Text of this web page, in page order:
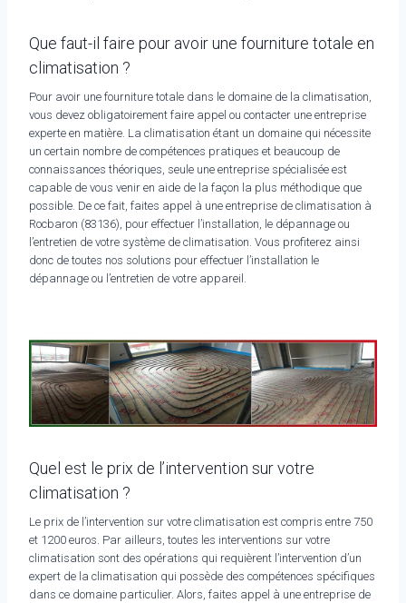
Que faut-il faire pour avoir une fourniture totale en
climatisation ?
Pour avoir une fourniture totale dans le domaine de la climatisation,
vous devez obligatoirement faire appel ou contacter une entreprise
experte en matière. La climatisation étant un domaine qui nécessite
un certain nombre de compétences pratiques et beaucoup de
connaissances théoriques, seule une entreprise spécialisée est
capable de vous venir en aide de la façon la plus méthodique que
possible. De ce fait, faites appel à une entreprise de climatisation à
Rocbaron (83136), pour effectuer l’installation, le dépannage ou
l’entretien de votre système de climatisation. Vous profiterez ainsi
donc de toutes nos solutions pour effectuer l’installation le
dépannage ou l’entretien de votre appareil.
Quel est le prix de l’intervention sur votre
climatisation ?
Le prix de l’intervention sur votre climatisation est compris entre 750
et 1200 euros. Par ailleurs, toutes les interventions sur votre
climatisation sont des opérations qui requièrent l’intervention d’un
expert de la climatisation qui possède des compétences spécifiques
dans ce domaine particulier. Alors, faites appel à une entreprise de